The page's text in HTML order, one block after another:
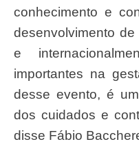
conhecimento e
desenvolvimento
e
importantes na
desse evento, é
dos cuidados e
disse Fábio